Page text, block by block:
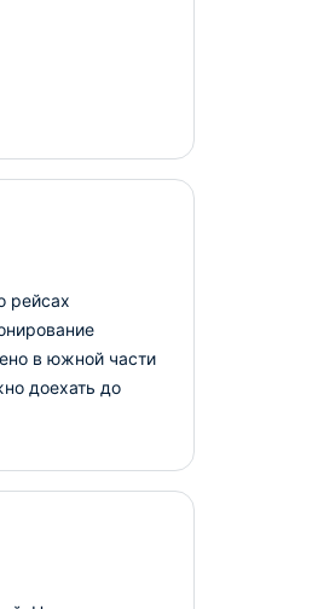
рейсах
в южной части
доехать до